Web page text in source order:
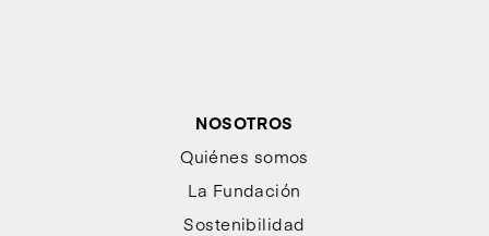
NOSOTROS
Quiénes somos
La Fundación
Sostenibilidad